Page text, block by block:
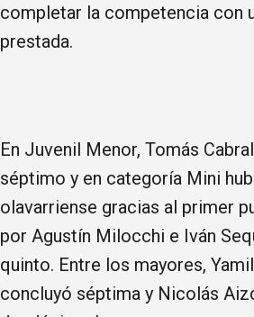
completar la competencia con
prestada.
En Juvenil Menor, Tomás
séptimo y en categoría Mini
olavarriense gracias al primer
por Agustín Milocchi e Iván
quinto. Entre los mayores,
concluyó séptima y Nicolás